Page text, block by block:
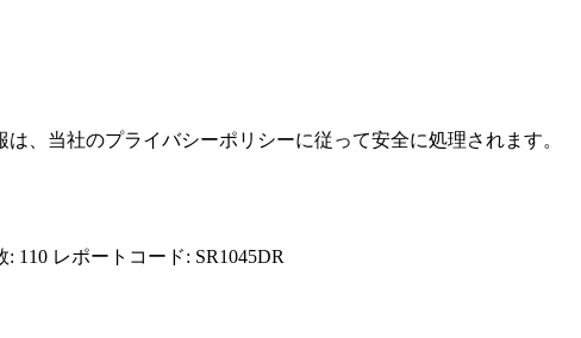
、当社のプライバシーポリシーに従って安全に処理されます。
: 110 レポートコード: SR1045DR